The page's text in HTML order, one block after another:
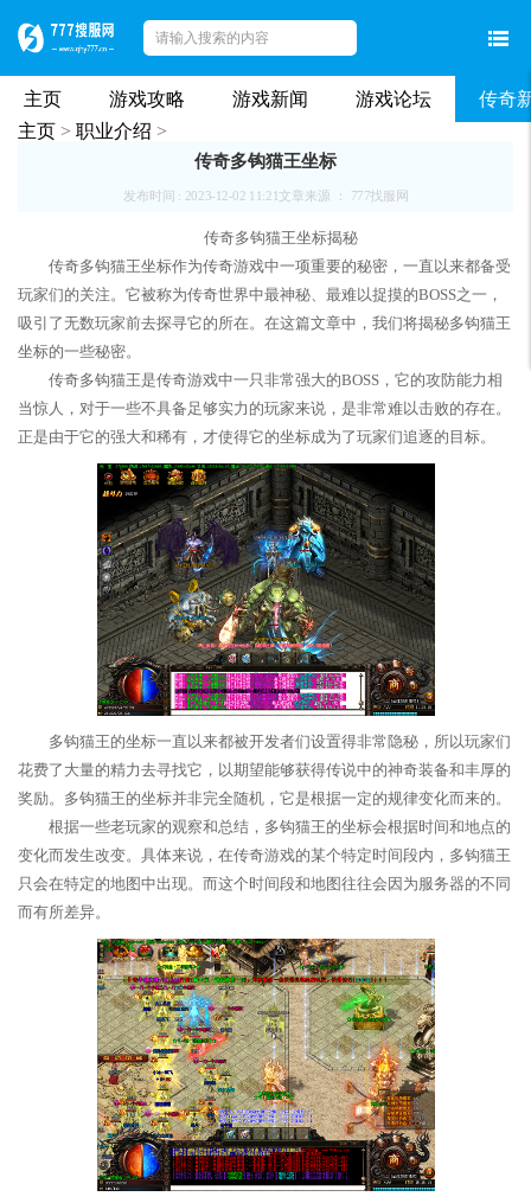
主页 游戏攻略 游戏新闻 游戏论坛
传奇
主页 > 职业介绍 >
传奇多钩猫王坐标
发布时间 : 2023-12-02 11:21 文章来源 ： 777找服网
传奇多钩猫王坐标揭秘
传奇多钩猫王坐标作为传奇游戏中一项重要的秘密，一直以来都备受
玩家们的关注。它被称为传奇世界中最神秘、最难以捉摸的BOSS之一，
吸引了无数玩家前去探寻它的所在。在这篇文章中，我们将揭秘多钩猫王
坐标的一些秘密。
传奇多钩猫王是传奇游戏中一只非常强大的BOSS，它的攻防能力相
当惊人，对于一些不具备足够实力的玩家来说，是非常难以击败的存在。
正是由于它的强大和稀有，才使得它的坐标成为了玩家们追逐的目标。
多钩猫王的坐标一直以来都被开发者们设置得非常隐秘，所以玩家们
花费了大量的精力去寻找它，以期望能够获得传说中的神奇装备和丰厚的
奖励。多钩猫王的坐标并非完全随机，它是根据一定的规律变化而来的。
根据一些老玩家的观察和总结，多钩猫王的坐标会根据时间和地点的
变化而发生改变。具体来说，在传奇游戏的某个特定时间段内，多钩猫王
只会在特定的地图中出现。而这个时间段和地图往往会因为服务器的不同
而有所差异。